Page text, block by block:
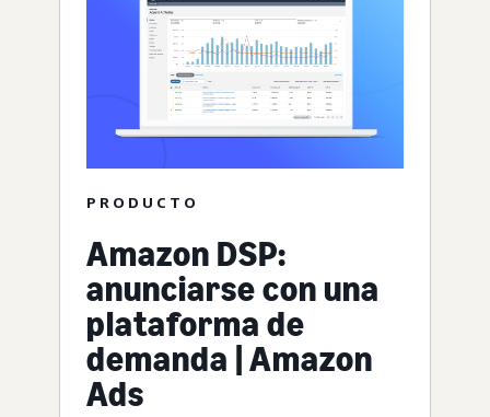
PRODUCTO
Amazon DSP:
anunciarse con una
plataforma de
demanda | Amazon
Ads